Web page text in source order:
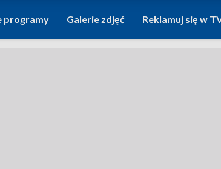
programy Galerie zdjęć Reklamuj się w